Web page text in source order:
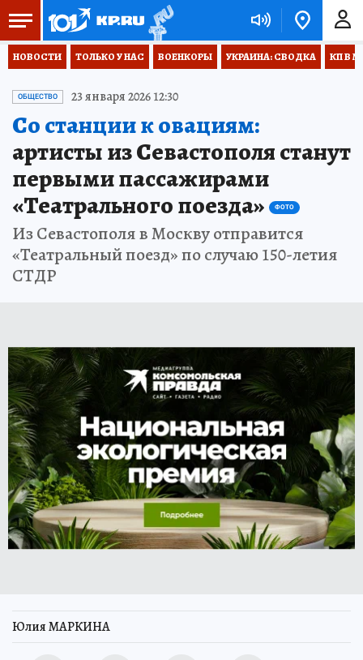
НОВОСТИ ТОЛЬКО У НАС ВОЕНКОРЫ УКРАИНА: СВОДКА КП В
ОБЩЕСТВО 23 января 2026 12:30
Со станции к овациям:
артисты из Севастополя станут
первыми пассажирами
«Театрального поезда»
ФОТО
Из Севастополя в Москву отправится
«Театральный поезд» по случаю 150-летия
СТДР
Юлия МАРКИНА